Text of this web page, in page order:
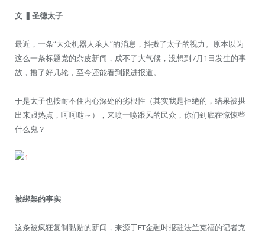
文 ▍圣徳太子
最近，一条“大众机器人杀人”的消息，抖擞了太子的视力。原本以为
这么一条标题党的杂皮新闻，成不了大气候，没想到7月1日发生的事
故，撸了好几轮，至今还能看到跟进报道。
于是太子也按耐不住内心深处的劣根性（其实我是拒绝的，结果被拱
出来跟热点，呵呵哒～），来喷一喷跟风的民众，你们到底在惊悚些
什么鬼？
被绑架的事实
这条被疯狂复制黏贴的新闻，来源于FT金融时报驻法兰克福的记者克